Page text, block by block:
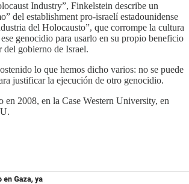
Industry”, Finkelstein describe un
del establishment pro-israelí estadounidense
del Holocausto”, que corrompe la cultura
genocidio para usarlo en su propio beneficio
gobierno de Israel.
lo que hemos dicho varios: no se puede
justificar la ejecución de otro genocidio.
en 2008, en la Case Western University, en